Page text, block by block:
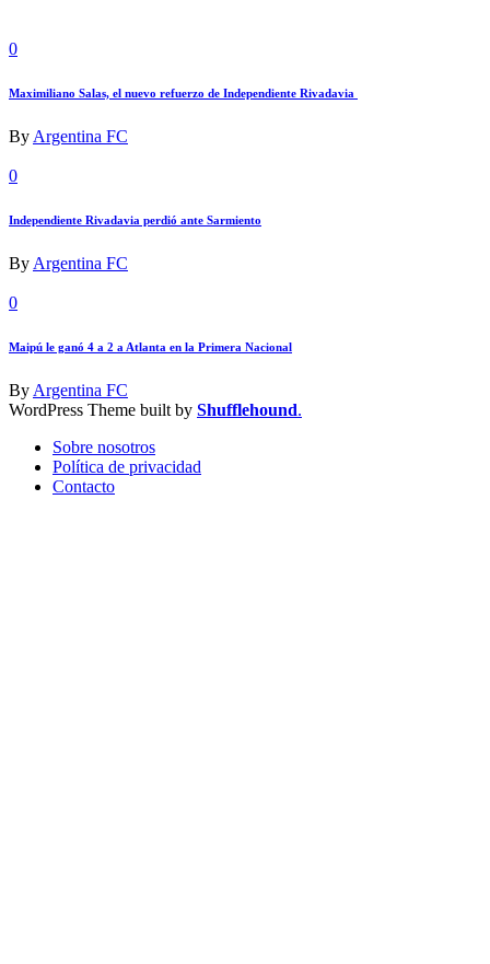
0
Maximiliano Salas, el nuevo refuerzo de Independiente Rivadavia
By Argentina FC
0
Independiente Rivadavia perdió ante Sarmiento
By Argentina FC
0
Maipú le ganó 4 a 2 a Atlanta en la Primera Nacional
By Argentina FC
WordPress Theme built by Shufflehound.
Sobre nosotros
Política de privacidad
Contacto